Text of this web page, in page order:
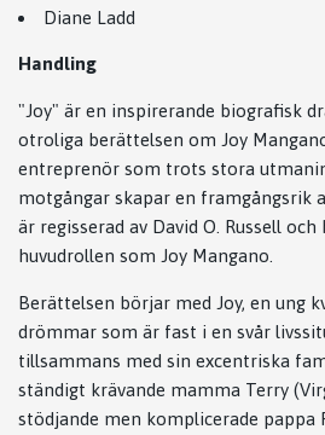
Diane Ladd
Handling
"Joy" är en inspirerande biografisk
otroliga berättelsen om Joy
entreprenör som trots stora
motgångar skapar en framgångsrik
är regisserad av David O. Russell
huvudrollen som Joy Mangano.
Berättelsen börjar med Joy, en ung
drömmar som är fast i en svår
tillsammans med sin excentriska
ständigt krävande mamma Terry
stödjande men komplicerade pappa